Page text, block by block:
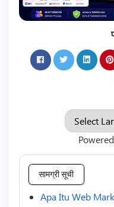
सामग्री सूची
Apa Itu Web